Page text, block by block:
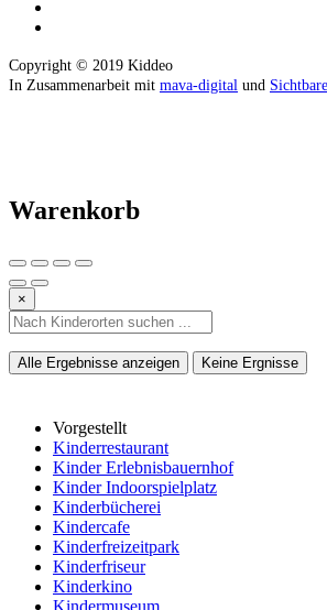
Copyright © 2019 Kiddeo
In Zusammenarbeit mit mava-digital und
Warenkorb
×
Alle Ergebnisse anzeigen Keine Ergnisse
Vorgestellt
Kinderrestaurant
Kinder Erlebnisbauernhof
Kinder Indoorspielplatz
Kinderbücherei
Kindercafe
Kinderfreizeitpark
Kinderfriseur
Kinderkino
Kindermuseum